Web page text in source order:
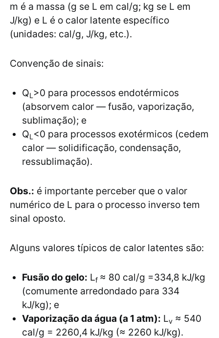
m é a massa (g se L em cal/g; kg se L em
J/kg) e L é o calor latente específico
(unidades: cal/g, J/kg, etc.).
Convenção de sinais:
QL>0 para processos endotérmicos
(absorvem calor — fusão, vaporização,
sublimação); e
QL<0 para processos exotérmicos (cedem
calor — solidificação, condensação,
ressublimação).
Obs.: é importante perceber que o valor
numérico de L para o processo inverso tem
sinal oposto.
Alguns valores típicos de calor latentes são:
Fusão do gelo: Lf ≈ 80 cal/g =334,8 kJ/kg
(comumente arredondado para 334
kJ/kg); e
Vaporização da água (a 1 atm): Lv ≈ 540
cal/g = 2260,4 kJ/kg (≈ 2260 kJ/kg).